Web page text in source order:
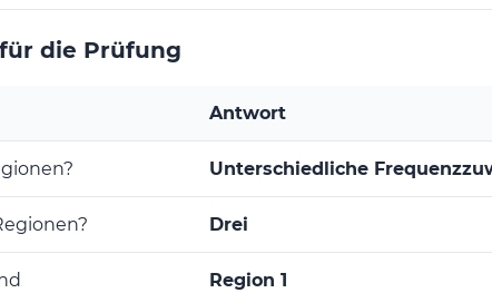
die Prüfung
Antwort
Unterschiedliche
Drei
Region 1